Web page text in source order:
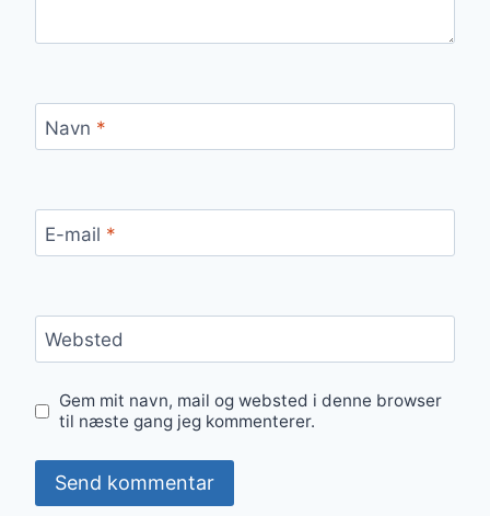
Navn *
E-mail *
Websted
Gem mit navn, mail og websted i denne browser
til næste gang jeg kommenterer.